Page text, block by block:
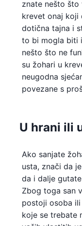
znate nešto što
krevet onaj koji
dotična tajna i
to bi mogla biti
nešto što ne
su žohari u
neugodna
povezane s
U hrani ili
Ako sanjate
usta, znači da je
da i dalje
Zbog toga san
postoji osoba
koje se trebate